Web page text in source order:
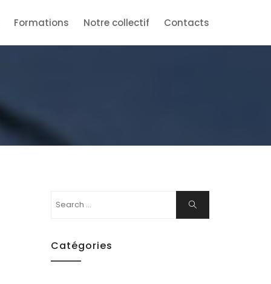
Formations Notre collectif Contacts
Search
Search
Catégories